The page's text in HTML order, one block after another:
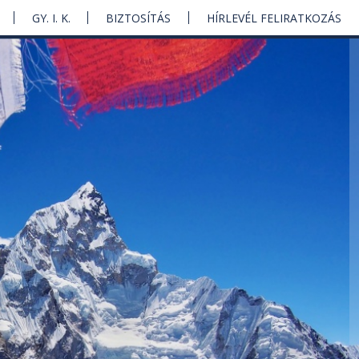
GY. I. K. BIZTOSÍTÁS HÍRLEVÉL FELIRATKOZÁS